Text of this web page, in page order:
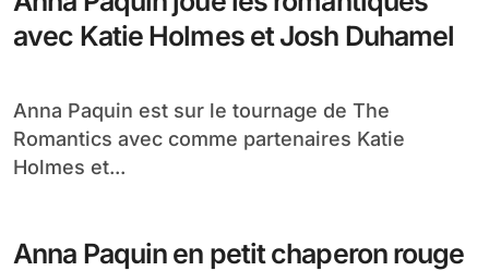
avec Katie Holmes et Josh Duhamel
Anna Paquin est sur le tournage de The
Romantics avec comme partenaires Katie
Holmes et...
Anna Paquin en petit chaperon rouge